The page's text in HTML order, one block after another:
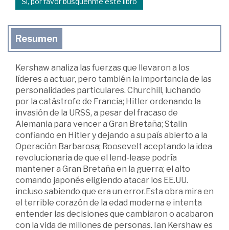
Resumen
Kershaw analiza las fuerzas que llevaron a los
líderes a actuar, pero también la importancia de las
personalidades particulares. Churchill, luchando
por la catástrofe de Francia; Hitler ordenando la
invasión de la URSS, a pesar del fracaso de
Alemania para vencer a Gran Bretaña; Stalin
confiando en Hitler y dejando a su país abierto a la
Operación Barbarosa; Roosevelt aceptando la idea
revolucionaria de que el lend-lease podría
mantener a Gran Bretaña en la guerra; el alto
comando japonés eligiendo atacar los EE.UU.
incluso sabiendo que era un error.Esta obra mira en
el terrible corazón de la edad moderna e intenta
entender las decisiones que cambiaron o acabaron
con la vida de millones de personas. Ian Kershaw es